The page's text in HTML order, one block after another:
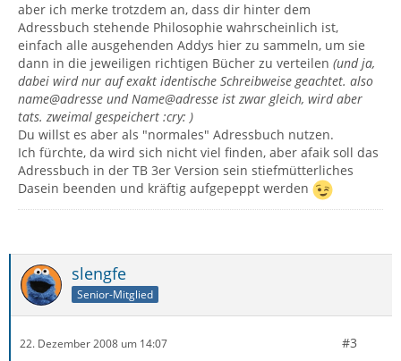
aber ich merke trotzdem an, dass dir hinter dem
Adressbuch stehende Philosophie wahrscheinlich ist,
einfach alle ausgehenden Addys hier zu sammeln, um sie
dann in die jeweiligen richtigen Bücher zu verteilen (und ja,
dabei wird nur auf exakt identische Schreibweise geachtet. also
name@adresse und Name@adresse ist zwar gleich, wird aber
tats. zweimal gespeichert :cry: )
Du willst es aber als "normales" Adressbuch nutzen.
Ich fürchte, da wird sich nicht viel finden, aber afaik soll das
Adressbuch in der TB 3er Version sein stiefmütterliches
Dasein beenden und kräftig aufgepeppt werden
slengfe
Senior-Mitglied
22. Dezember 2008 um 14:07 #3